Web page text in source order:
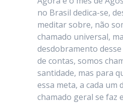
no Brasil dedica-se,
meditar sobre, não
chamado universal,
desdobramento
de contas, somos
santidade, mas para
essa meta, a cada um
chamado geral se faz